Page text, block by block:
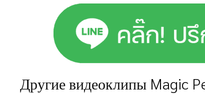
Другие видеоклипы Magic